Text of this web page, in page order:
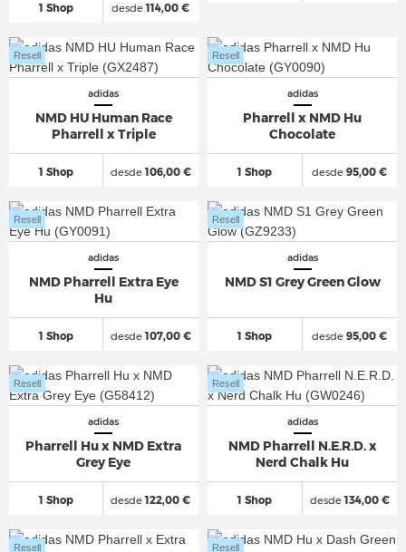
1 Shop desde114,00 €
adidas
NMD HU Human Race
Pharrell x Triple
1 Shop
Resell
desde106,00 €
adidas
Pharrell x NMD Hu
Chocolate
1 Shop
Resell
desde 95,00 €
adidas
NMD Pharrell Extra Eye
Hu
1 Shop
Resell
desde107,00 €
adidas
NMD S1 Grey Green Glow
1 Shop
Resell
desde 95,00 €
adidas
Pharrell Hu x NMD Extra
Grey Eye
1 Shop
Resell
desde122,00 €
adidas
NMD Pharrell N.E.R.D. x
Nerd Chalk Hu
1 Shop
Resell
desde134,00 €
Resell Resell